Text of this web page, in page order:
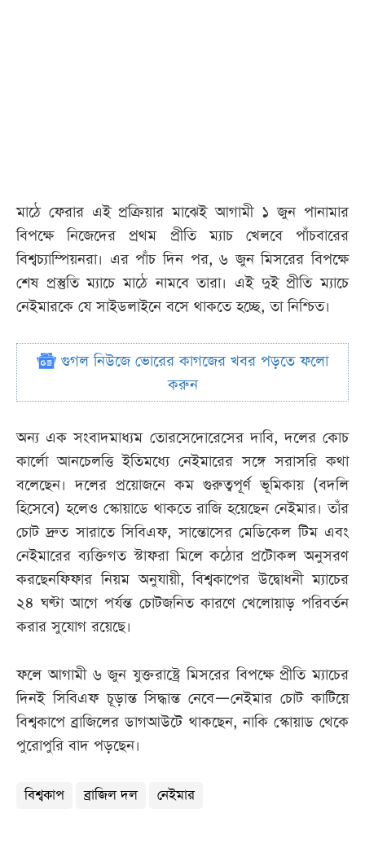
মাঠে ফেরার এই প্রক্রিয়ার মাঝেই আগামী ১ জুন পানামার
বিপক্ষে নিজেদের প্রথম প্রীতি ম্যাচ খেলবে পাঁচবারের
বিশ্বচ্যাম্পিয়নরা। এর পাঁচ দিন পর, ৬ জুন মিসরের বিপক্ষে
শেষ প্রস্তুতি ম্যাচে মাঠে নামবে তারা। এই দুই প্রীতি ম্যাচে
নেইমারকে যে সাইডলাইনে বসে থাকতে হচ্ছে, তা নিশ্চিত।
গুগল নিউজে ভোরের কাগজের খবর পড়তে ফলো
করুন
অন্য এক সংবাদমাধ্যম তোরসেদোরেসের দাবি, দলের কোচ
কার্লো আনচেলত্তি ইতিমধ্যে নেইমারের সঙ্গে সরাসরি কথা
বলেছেন। দলের প্রয়োজনে কম গুরুত্বপূর্ণ ভূমিকায় (বদলি
হিসেবে) হলেও স্কোয়াডে থাকতে রাজি হয়েছেন নেইমার। তাঁর
চোট দ্রুত সারাতে সিবিএফ, সান্তোসের মেডিকেল টিম এবং
নেইমারের ব্যক্তিগত স্টাফরা মিলে কঠোর প্রটোকল অনুসরণ
করছেনফিফার নিয়ম অনুযায়ী, বিশ্বকাপের উদ্বোধনী ম্যাচের
২৪ ঘণ্টা আগে পর্যন্ত চোটজনিত কারণে খেলোয়াড় পরিবর্তন
করার সুযোগ রয়েছে।
ফলে আগামী ৬ জুন যুক্তরাষ্ট্রে মিসরের বিপক্ষে প্রীতি ম্যাচের
দিনই সিবিএফ চূড়ান্ত সিদ্ধান্ত নেবে—নেইমার চোট কাটিয়ে
বিশ্বকাপে ব্রাজিলের ডাগআউটে থাকছেন, নাকি স্কোয়াড থেকে
পুরোপুরি বাদ পড়ছেন।
বিশ্বকাপ ব্রাজিল দল নেইমার